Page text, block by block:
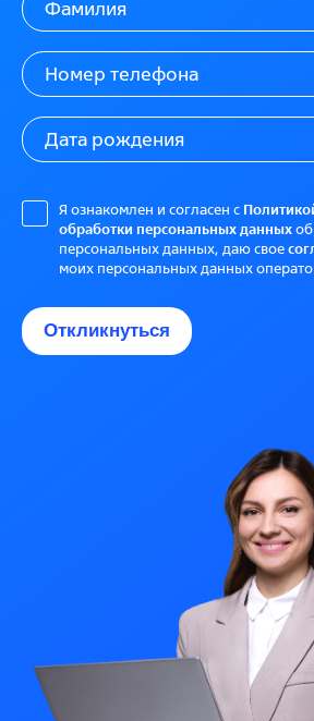
Я ознакомлен и согласен с
обработки персональных данных
персональных данных, даю свое
моих персональных данных
Откликнуться